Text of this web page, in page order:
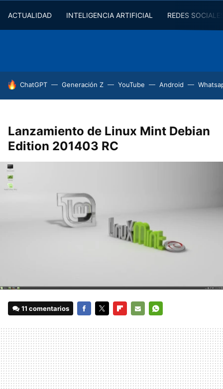
ACTUALIDAD INTELIGENCIA ARTIFICIAL REDES
HOY SE HABLA DE
ChatGPT Generación Z YouTube Android
Lanzamiento de Linux Mint Debian
Edition 201403 RC
11 comentarios
MAIL